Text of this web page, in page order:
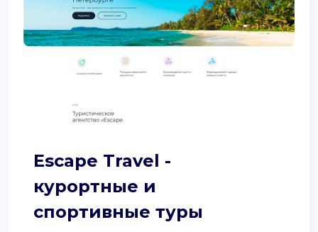
Escape Travel -
курортные и
спортивные туры